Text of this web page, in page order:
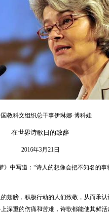
教科文组织总干事伊琳娜·博科娃
在世界诗歌日的致辞
2016年3月21日
中写道：“诗人的想像会把不知名的事
膀，积极行动的人们致敬，从而承认
深重的伤痛和苦难，诗歌都能使其鲜